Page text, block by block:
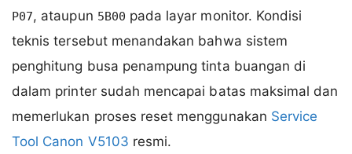
P07, ataupun 5B00 pada layar monitor. Kondisi
teknis tersebut menandakan bahwa sistem
penghitung busa penampung tinta buangan di
dalam printer sudah mencapai batas maksimal dan
memerlukan proses reset menggunakan Service
Tool Canon V5103 resmi.